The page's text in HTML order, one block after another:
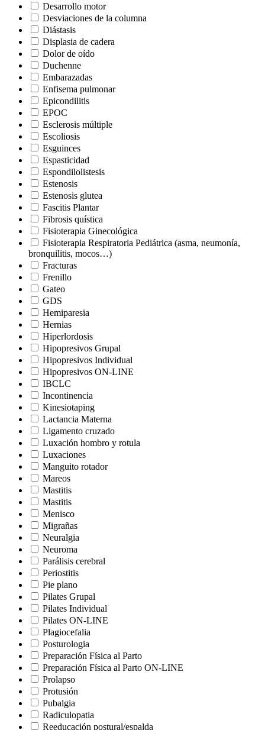
Desarrollo motor
Desviaciones de la columna
Diástasis
Displasia de cadera
Dolor de oído
Duchenne
Embarazadas
Enfisema pulmonar
Epicondilitis
EPOC
Esclerosis múltiple
Escoliosis
Esguinces
Espasticidad
Espondilolistesis
Estenosis
Estenosis glutea
Fascitis Plantar
Fibrosis quística
Fisioterapia Ginecológica
Fisioterapia Respiratoria Pediátrica (asma, neumonía,
bronquilitis, mocos…)
Fracturas
Frenillo
Gateo
GDS
Hemiparesia
Hernias
Hiperlordosis
Hipopresivos Grupal
Hipopresivos Individual
Hipopresivos ON-LINE
IBCLC
Incontinencia
Kinesiotaping
Lactancia Materna
Ligamento cruzado
Luxación hombro y rotula
Luxaciones
Manguito rotador
Mareos
Mastitis
Mastitis
Menisco
Migrañas
Neuralgia
Neuroma
Parálisis cerebral
Periostitis
Pie plano
Pilates Grupal
Pilates Individual
Pilates ON-LINE
Plagiocefalia
Posturologia
Preparación Física al Parto
Preparación Física al Parto ON-LINE
Prolapso
Protusión
Pubalgia
Radiculopatia
Reeducación postural/espalda